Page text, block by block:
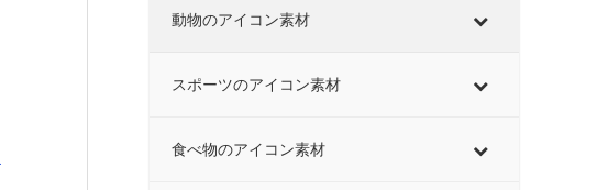
動物のアイコン素材
スポーツのアイコン素材
食べ物のアイコン素材